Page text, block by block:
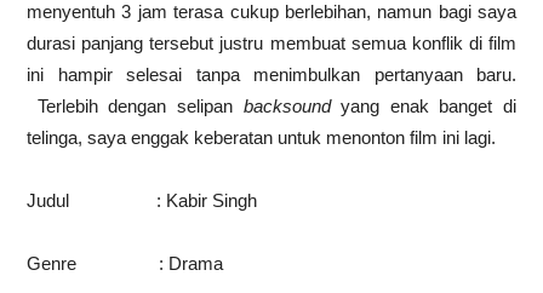
menyentuh 3 jam terasa cukup berlebihan, namun bagi saya
durasi panjang tersebut justru membuat semua konflik di film
ini hampir selesai tanpa menimbulkan pertanyaan baru.
Terlebih dengan selipan backsoundyang enak banget di
telinga, saya enggak keberatan untuk menonton film ini lagi.
Judul : Kabir Singh
Genre : Drama